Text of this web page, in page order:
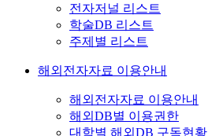
전자저널 리스트
학술DB 리스트
주제별 리스트
해외전자자료 이용안내
해외전자자료 이용안내
해외DB별 이용권한
대학별 해외DB 구독현황